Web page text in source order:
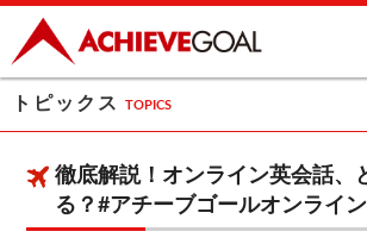
トピックス TOPICS
徹底解説！オンライン英会話、
る？#アチーブゴールオンライン